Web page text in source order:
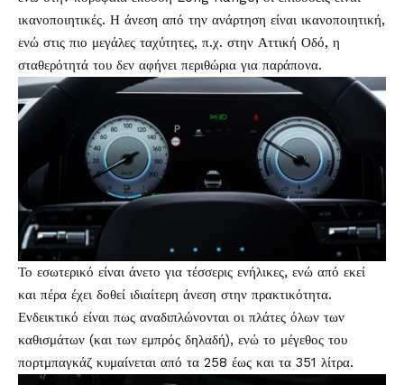
ικανοποιητικές. Η άνεση από την ανάρτηση είναι ικανοποιητική,
ενώ στις πιο μεγάλες ταχύτητες, π.χ. στην Αττική Οδό, η
σταθερότητά του δεν αφήνει περιθώρια για παράπονα.
Το εσωτερικό είναι άνετο για τέσσερις ενήλικες, ενώ από εκεί
και πέρα έχει δοθεί ιδιαίτερη άνεση στην πρακτικότητα.
Ενδεικτικό είναι πως αναδιπλώνονται οι πλάτες όλων των
καθισμάτων (και των εμπρός δηλαδή), ενώ το μέγεθος του
πορτμπαγκάζ κυμαίνεται από τα 258 έως και τα 351 λίτρα.